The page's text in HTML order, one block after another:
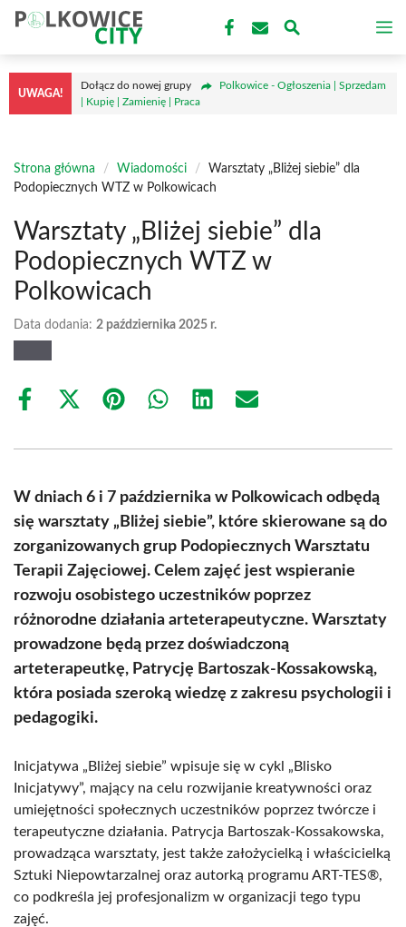
Przejdź
treści
UWAGA!
Dołącz do nowej grupy
Polkowice - Ogłoszenia | Sprzedam
| Kupię | Zamienię | Praca
Strona główna / Wiadomości /
Warsztaty „Bliżej siebie” dla
Podopiecznych WTZ w Polkowicach
Warsztaty „Bliżej siebie” dla
Podopiecznych WTZ w
Polkowicach
Data dodania: 2 października 2025 r.
Share
Share
(Twitter)
Share Share Share Share
W dniach 6 i 7 października w Polkowicach odbędą
się warsztaty „Bliżej siebie”, które skierowane są do
zorganizowanych grup Podopiecznych Warsztatu
Terapii Zajęciowej. Celem zajęć jest wspieranie
rozwoju osobistego uczestników poprzez
różnorodne działania arteterapeutyczne. Warsztaty
prowadzone będą przez doświadczoną
arteterapeutkę, Patrycję Bartoszak-Kossakowską,
która posiada szeroką wiedzę z zakresu psychologii i
pedagogiki.
Inicjatywa „Bliżej siebie” wpisuje się w cykl „Blisko
Inicjatywy”, mający na celu rozwijanie kreatywności oraz
umiejętności społecznych uczestników poprzez twórcze i
terapeutyczne działania. Patrycja Bartoszak-Kossakowska,
prowadząca warsztaty, jest także założycielką i właścicielką
Sztuki Niepowtarzalnej oraz autorką programu ART-TES®,
co podkreśla jej profesjonalizm w organizacji tego typu
zajęć.